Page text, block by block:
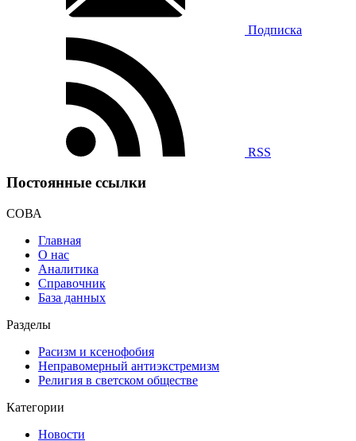
Подписка
RSS
Постоянные ссылки
СОВА
Главная
О нас
Аналитика
Справочник
База данных
Разделы
Расизм и ксенофобия
Неправомерный антиэкстремизм
Религия в светском обществе
Категории
Новости